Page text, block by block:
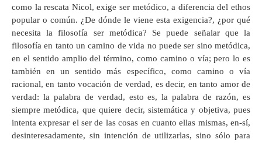
como la rescata Nicol, exige ser metódico, a diferencia del ethos
popular o común. ¿De dónde le viene esta exigencia?, ¿por qué
necesita la filosofía ser metódica? Se puede señalar que la
filosofía en tanto un camino de vida no puede ser sino metódica,
en el sentido amplio del término, como camino o vía; pero lo es
también en un sentido más específico, como camino o vía
racional, en tanto vocación de verdad, es decir, en tanto amor de
verdad: la palabra de verdad, esto es, la palabra de razón, es
siempre metódica, que quiere decir, sistemática y objetiva, pues
intenta expresar el ser de las cosas en cuanto ellas mismas, en-sí,
desinteresadamente, sin intención de utilizarlas, sino sólo para